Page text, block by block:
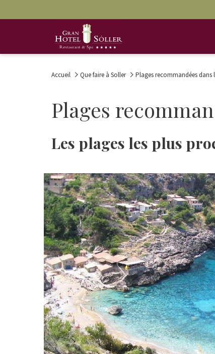
Accueil Que faire à Soller Plages recommandées dans
Plages
Les plages les plus